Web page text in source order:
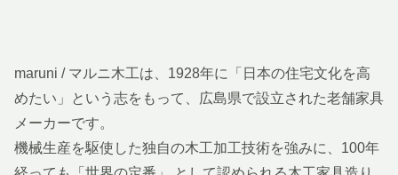
maruni / マルニ木工は、1928年に「日本の住宅文化を高
めたい」という志をもって、広島県で設立された老舗家具
メーカーです。
機械生産を駆使した独自の木工加工技術を強みに、100年